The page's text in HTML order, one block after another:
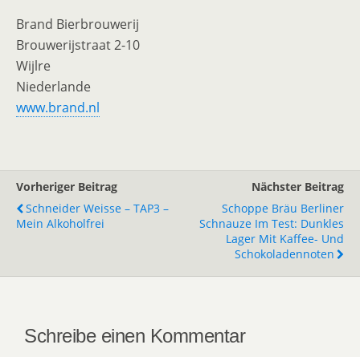
Brand Bierbrouwerij
Brouwerijstraat 2-10
Wijlre
Niederlande
www.brand.nl
Vorheriger Beitrag
Schneider Weisse – TAP3 –
Mein Alkoholfrei
Nächster Beitrag
Schoppe Bräu Berliner
Schnauze Im Test: Dunkles
Lager Mit Kaffee- Und
Schokoladennoten
Schreibe einen Kommentar